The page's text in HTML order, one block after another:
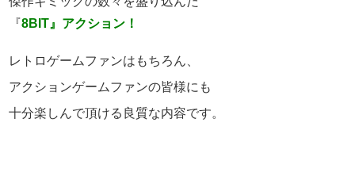
『8BIT』アクション！
レトロゲームファンはもちろん、
アクションゲームファンの皆様にも
十分楽しんで頂ける良質な内容です。